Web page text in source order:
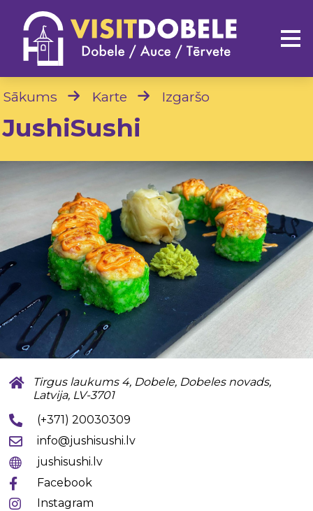
Sākums Karte Izgaršo
JushiSushi
Tirgus laukums 4, Dobele, Dobeles novads,
Latvija, LV-3701
(+371) 20030309
info@jushisushi.lv
jushisushi.lv
Facebook
Instagram